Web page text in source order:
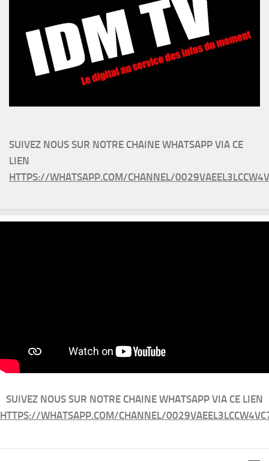
SUIVEZ NOUS SUR NOTRE CHAINE WHATSAPP VIA CE
LIEN
HTTPS://WHATSAPP.COM/CHANNEL/
SUIVEZ NOUS SUR NOTRE CHAINE WHATSAPP VIA CE LIEN
HTTPS://WHATSAPP.COM/CHANNEL/